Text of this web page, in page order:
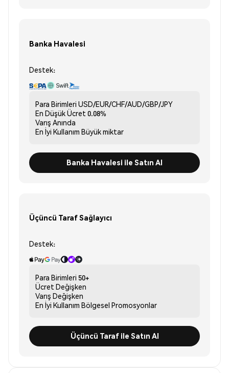
Banka Havalesi
Destek:
Para Birimleri USD/EUR/CHF/AUD/GBP/JPY
En Düşük Ücret 0.08%
Varış Anında
En İyi Kullanım Büyük miktar
Banka Havalesi ile Satın Al
Üçüncü Taraf Sağlayıcı
Destek:
Para Birimleri 50+
Ücret Değişken
Varış Değişken
En İyi Kullanım Bölgesel Promosyonlar
Üçüncü Taraf ile Satın Al